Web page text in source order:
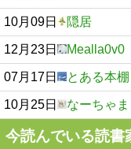
10月09日 隠居
12月23日 Mealla0v0
07月17日 とある本棚
10月25日 なーちゃま
今読んでいる読書